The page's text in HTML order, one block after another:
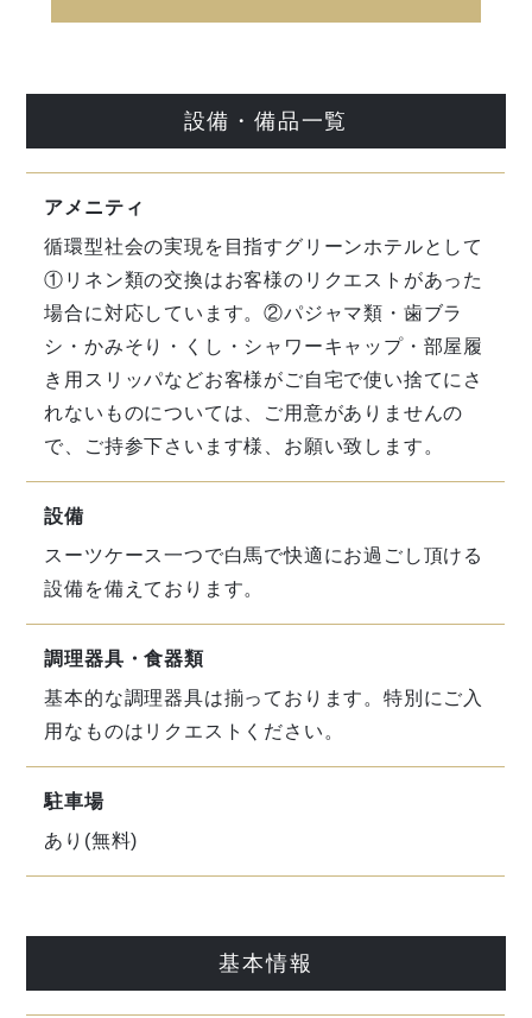
設備・備品一覧
アメニティ
循環型社会の実現を目指すグリーンホテルとして
①リネン類の交換はお客様のリクエストがあった
場合に対応しています。②パジャマ類・歯ブラ
シ・かみそり・くし・シャワーキャップ・部屋履
き用スリッパなどお客様がご自宅で使い捨てにさ
れないものについては、ご用意がありませんの
で、ご持参下さいます様、お願い致します。
設備
スーツケース一つで白馬で快適にお過ごし頂ける
設備を備えております。
調理器具・食器類
基本的な調理器具は揃っております。特別にご入
用なものはリクエストください。
駐車場
あり(無料)
基本情報